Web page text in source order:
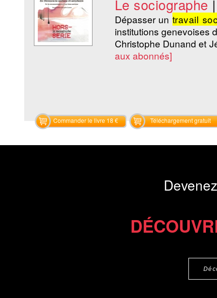
Le sociographe
Dépasser un travail
institutions genevoises
Christophe Dunand et
aux abonnés]
Commander le livre 18 € Téléchargement gratuit